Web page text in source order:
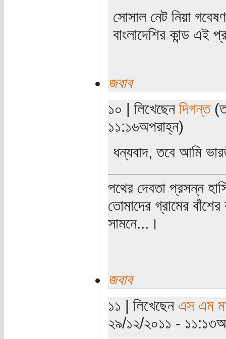
সোসাল নেট নিয়া
বাংলাদেশির কান্ড
জবাব
১০ | লিখেছেন দিগন্ত
১১:১৬অপরাহ্ন)
ধন্যবাদ, তবে আমি
পথের দেবতা প্রসন্ন
তোমাদের গ্রামের
সামনে...।
জবাব
১১ | লিখেছেন এস এম
২৯/১২/২০১১ -